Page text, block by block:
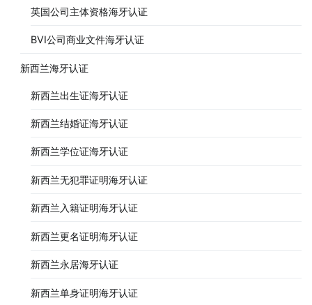
英国公司主体资格海牙认证
BVI公司商业文件海牙认证
新西兰海牙认证
新西兰出生证海牙认证
新西兰结婚证海牙认证
新西兰学位证海牙认证
新西兰无犯罪证明海牙认证
新西兰入籍证明海牙认证
新西兰更名证明海牙认证
新西兰永居海牙认证
新西兰单身证明海牙认证